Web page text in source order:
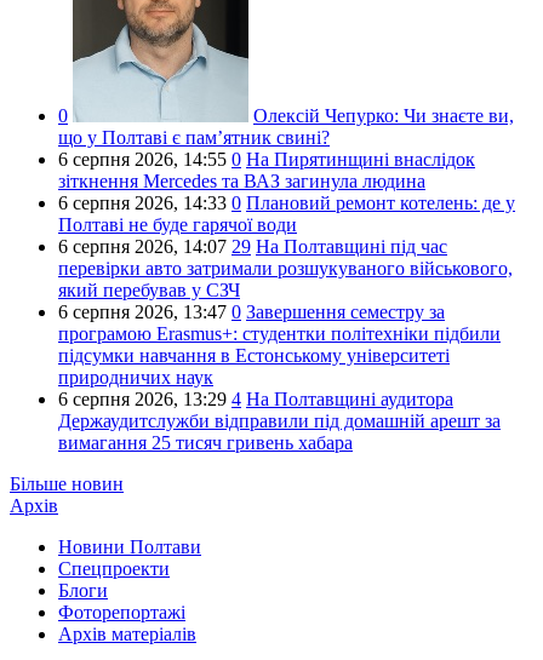
0 Олексій Чепурко: Чи знаєте ви,
що у Полтаві є пам’ятник свині?
6 серпня 2026, 14:55 0 На Пирятинщині внаслідок
зіткнення Mercedes та ВАЗ загинула людина
6 серпня 2026, 14:33 0 Плановий ремонт котелень: де у
Полтаві не буде гарячої води
6 серпня 2026, 14:07 29 На Полтавщині під час
перевірки авто затримали розшукуваного військового,
який перебував у СЗЧ
6 серпня 2026, 13:47 0 Завершення семестру за
програмою Erasmus+: студентки політехніки підбили
підсумки навчання в Естонському університеті
природничих наук
6 серпня 2026, 13:29 4 На Полтавщині аудитора
Держаудитслужби відправили під домашній арешт за
вимагання 25 тисяч гривень хабара
Більше новин
Архів
Новини Полтави
Спецпроекти
Блоги
Фоторепортажі
Архів матеріалів